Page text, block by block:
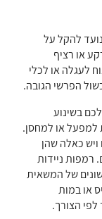
להקל על
או רציף
לעגלה או לכלי
הפרשי הגובה.
בשינוע
למפעל או למחסן.
כאלה שהן
רמפות ניידות
של המשאית
או במות
לפי הצורך.